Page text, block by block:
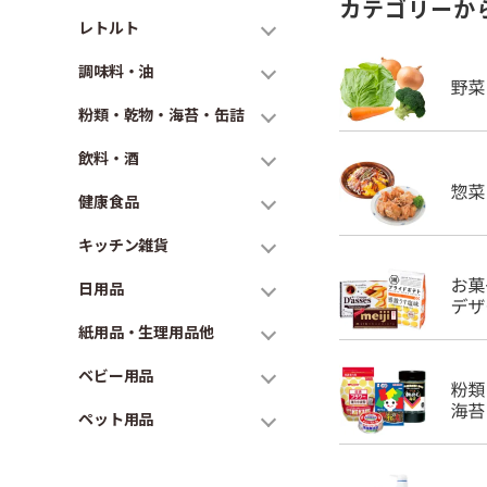
レトルト
調味料・油
粉類・乾物・海苔・缶詰
飲料・酒
健康食品
キッチン雑貨
日用品
紙用品・生理用品他
ベビー用品
ペット用品
カテゴリーか